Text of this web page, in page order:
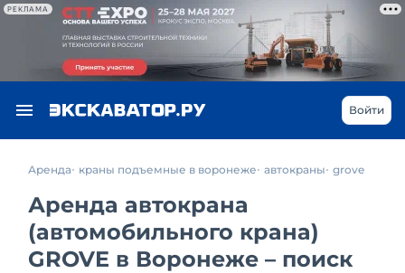
РЕКЛАМА
Войти
Аренда краны подъемные в воронеже автокраны grove
Аренда автокрана
(автомобильного крана)
GROVE в Воронеже – поиск